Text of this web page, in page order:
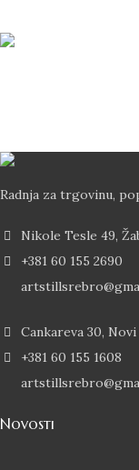
Radnja za trgovinu,
Nikole Tesle 49,
+381 60 155 2690
Cankareva 30, Novi
+381 60 155 1608
Novosti